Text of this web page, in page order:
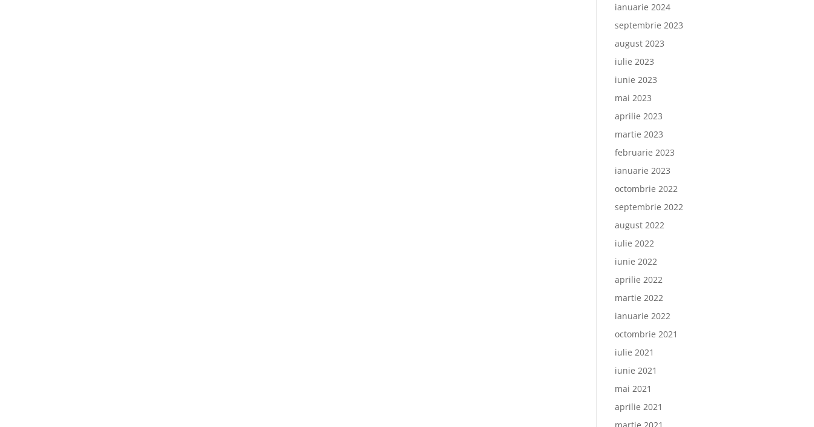
ianuarie 2024
septembrie 2023
august 2023
iulie 2023
iunie 2023
mai 2023
aprilie 2023
martie 2023
februarie 2023
ianuarie 2023
octombrie 2022
septembrie 2022
august 2022
iulie 2022
iunie 2022
aprilie 2022
martie 2022
ianuarie 2022
octombrie 2021
iulie 2021
iunie 2021
mai 2021
aprilie 2021